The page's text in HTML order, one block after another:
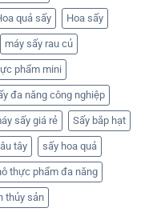
quả sấy Hoa sấy
máy sấy rau củ
phẩm mini
đa năng công nghiệp
sấy giá rẻ Sấy bắp hạt
tây sấy hoa quả
thực phẩm đa năng
thủy sản